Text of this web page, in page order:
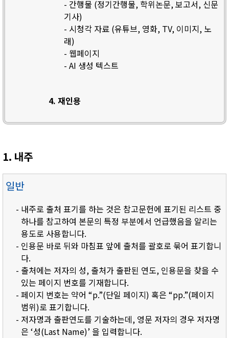
- 간행물 (정기간행물, 학위논문, 보고서, 신문
기사)
- 시청각 자료 (유튜브, 영화, TV, 이미지, 노
래)
- 웹페이지
- AI 생성 텍스트
4. 재인용
1. 내주
일반
- 내주로 출처 표기를 하는 것은 참고문헌에 표기된 리스트 중
하나를 참고하여 본문의 특정 부분에서 언급했음을 알리는
용도로 사용합니다.
- 인용문 바로 뒤와 마침표 앞에 출처를 괄호로 묶어 표기합니
다.
- 출처에는 저자의 성, 출처가 출판된 연도, 인용문을 찾을 수
있는 페이지 번호를 기재합니다.
- 페이지 번호는 약어 “p.”(단일 페이지) 혹은 “pp.”(페이지
범위)로 표기합니다.
- 저자명과 출판연도를 기술하는데, 영문 저자의 경우 저자명
은 ‘성(Last Name)’ 을 입력합니다.